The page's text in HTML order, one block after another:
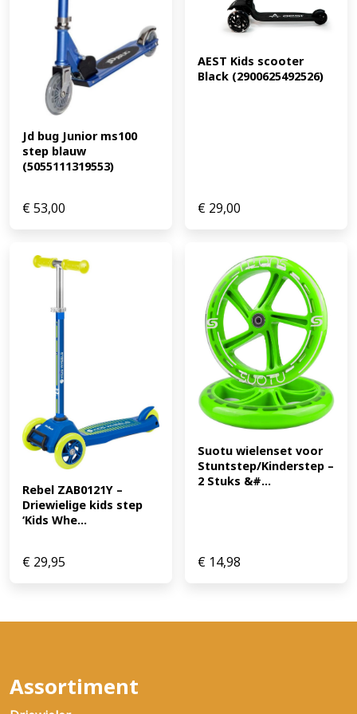
Jd bug Junior ms100
step blauw
(5055111319553)
€53,00
AEST Kids scooter
Black (2900625492526)
€ 29,00
Rebel ZAB0121Y –
Driewielige kids step
‘Kids Whe...
€ 29,95
Suotu wielenset voor
Stuntstep/Kinderstep –
2 Stuks &#...
€ 14,98
Assortiment